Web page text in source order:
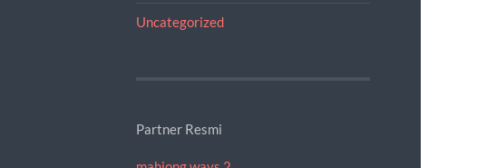
Uncategorized
Partner Resmi